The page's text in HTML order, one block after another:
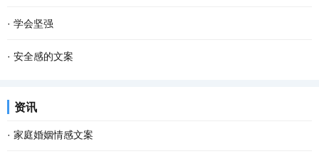
· 学会坚强
· 安全感的文案
资讯
· 家庭婚姻情感文案